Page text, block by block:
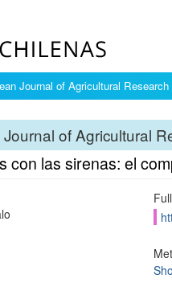
Journal of Agricultural Research
of Agricultural
con las sirenas: el